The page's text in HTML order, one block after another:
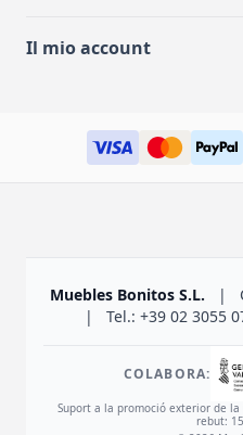
Il mio account
Muebles Bonitos S.L. |
|
Tel.: +39 02 3055
COLABORA:
Suport a la promoció exterior de
rebut: